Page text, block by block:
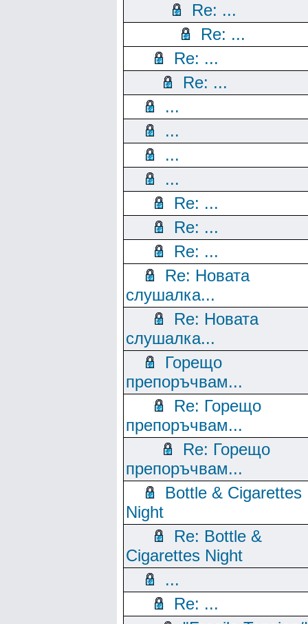
Re: ...
Re: ...
Re: ...
Re: ...
...
...
...
...
Re: ...
Re: ...
Re: ...
Re: Новата
слушалка...
Re: Новата
слушалка...
Горещо
препоръчвам...
Re: Горещо
препоръчвам...
Re: Горещо
препоръчвам...
Bottle & Cigarettes
Night
Re: Bottle &
Cigarettes Night
...
Re: ...